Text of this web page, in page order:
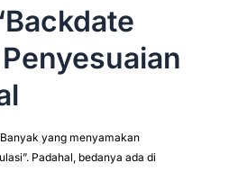
yang menyamakan
Padahal, bedanya ada di